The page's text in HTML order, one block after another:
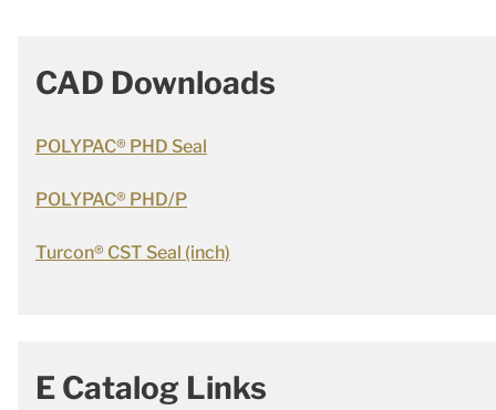
CAD Downloads
POLYPAC® PHD Seal
POLYPAC® PHD/P
Turcon® CST Seal (inch)
E Catalog Links